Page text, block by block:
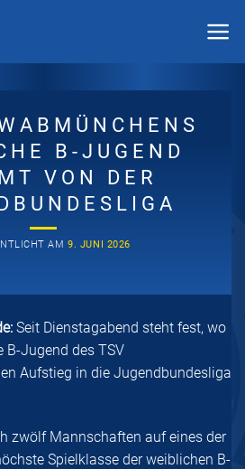
B-JUGEND
VON DER
AM9. JUNI 2026
Seit Dienstagabend steht fest, wo
B-Jugend des TSV
Aufstieg in die Jugendbundesliga
zwölf Mannschaften auf eines der
Spielklasse der weiblichen B-